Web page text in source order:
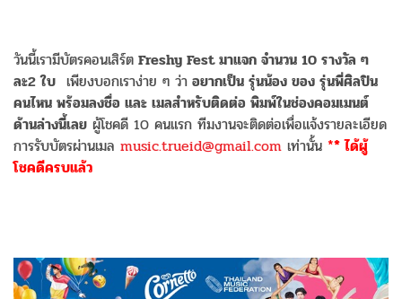
วันนี้เรามีบัตรคอนเสิร์ต Freshy Fest มาแจก จำนวน 10 รางวัล ๆ
ละ2 ใบ เพียงบอกเราง่าย ๆ ว่า อยากเป็น รุ่นน้อง ของ รุ่นพี่ศิลปิน
คนไหน พร้อมลงชื่อ และ เมลสำหรับติดต่อ พิมพ์ในช่องคอมเมนต์
ด้านล่างนี้เลย ผู้โชคดี 10 คนแรก ทีมงานจะติดต่อเพื่อแจ้งรายละเอียด
การรับบัตรผ่านเมล music.trueid@gmail.com เท่านั้น ** ได้ผู้
โชคดีครบแล้ว